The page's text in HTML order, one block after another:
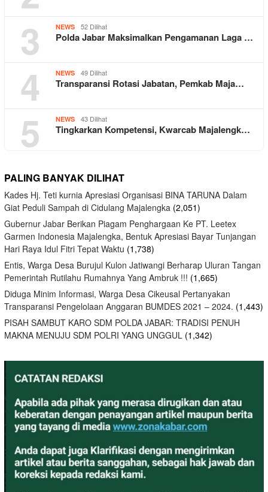
3 NEWS 52 Dilihat
Polda Jabar Maksimalkan Pengamanan Laga …
4 NEWS 49 Dilihat
Transparansi Rotasi Jabatan, Pemkab Maja…
5 NEWS 43 Dilihat
Tingkarkan Kompetensi, Kwarcab Majalengk…
PALING BANYAK DILIHAT
Kades Hj. Teti kurnia Apresiasi Organisasi BINA TARUNA Dalam
Giat Peduli Sampah di Cidulang Majalengka (2,051)
Gubernur Jabar Berikan Piagam Penghargaan Ke PT. Leetex
Garmen Indonesia Majalengka, Bentuk Apresiasi Bayar Tunjangan
Hari Raya Idul Fitri Tepat Waktu (1,738)
Entis, Warga Desa Burujul Kulon Jatiwangi Berharap Uluran Tangan
Pemerintah Rutilahu Rumahnya Yang Ambruk !!! (1,665)
Diduga Minim Informasi, Warga Desa Cikeusal Pertanyakan
Transparansi Pengelolaan Anggaran BUMDES 2021 – 2024. (1,443)
PISAH SAMBUT KARO SDM POLDA JABAR: TRADISI PENUH
MAKNA MENUJU SDM POLRI YANG UNGGUL (1,342)